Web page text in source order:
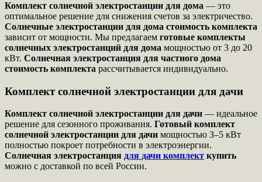
Комплект солнечной электростанции для дома — это
оптимальное решение для снижения счетов за электричество.
Солнечные электростанции для дома стоимость комплекта
зависит от мощности. Мы предлагаем готовые комплекты
солнечных электростанций для дома мощностью от 3 до 20
кВт. Солнечная электростанция для частного дома
стоимость комплекта рассчитывается индивидуально.
Комплект солнечной электростанции для дачи
Комплект солнечной электростанции для дачи — идеальное
решение для сезонного проживания. Готовый комплект
солнечной электростанции для дачи мощностью 3–5 кВт
полностью покроет потребности в электроэнергии.
Солнечная электростанция для дачи комплект купить
можно с доставкой по всей России.